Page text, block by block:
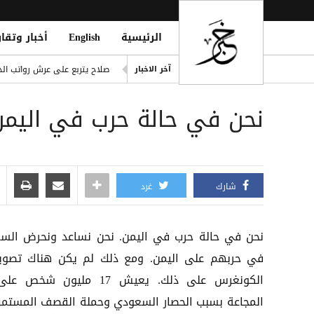
الرئيسية English أخبار
آخر الاخبار
صلاح يتربع على عرش رواتب
ديوماندي يكتب التاريخ:
Houthi Attack on Marib Campنحن في حالة حرب في
شارك غرد
نحن في حالة حرب في اليمن. نحن نساعد ونحرض
في حربهم على اليمن. ومع ذلك لم يكن هناك
الكونغرس على ذلك. يعيش 17
المجاعة بسبب الحصار السعودي وحملة القصف